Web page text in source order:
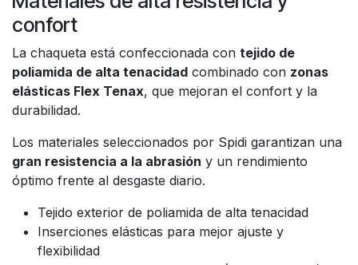
confort
La chaqueta está confeccionada con tejido de
poliamida de alta tenacidad combinado con zonas
elásticas Flex Tenax, que mejoran el confort y la
durabilidad.
Los materiales seleccionados por Spidi garantizan una
gran resistencia a la abrasión y un rendimiento
óptimo frente al desgaste diario.
Tejido exterior de poliamida de alta tenacidad
Inserciones elásticas para mejor ajuste y
flexibilidad